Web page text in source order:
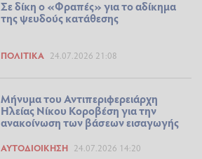
Σε δίκη ο «Φραπές» για το αδίκημα
της ψευδούς κατάθεσης
ΠΟΛΙΤΙΚΆ 24.07.2026 21:08
Μήνυμα του Αντιπεριφερειάρχη
Ηλείας Νίκου Κοροβέση για την
ανακοίνωση των βάσεων εισαγωγής
ΑΥΤΟΔΙΟΊΚΗΣΗ 24.07.2026 14:20